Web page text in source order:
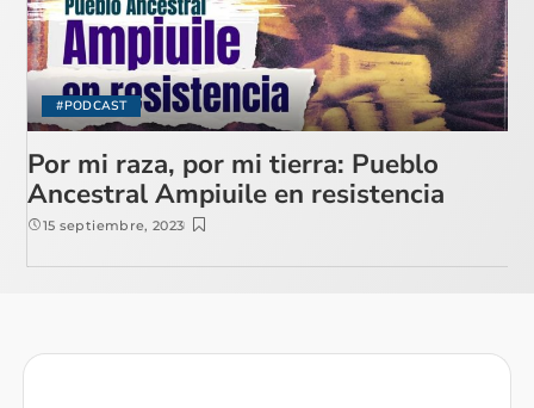
#PODCAST
Por mi raza, por mi tierra: Pueblo
Ancestral Ampiuile en resistencia
15 septiembre, 2023